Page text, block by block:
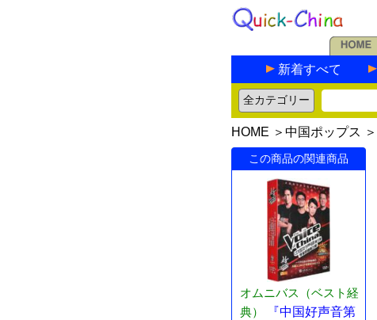
新着すべて
HOME ＞ 中国ポップス ＞
この商品の関連商品
オムニバス（ベスト経
典）
『中国好声音第